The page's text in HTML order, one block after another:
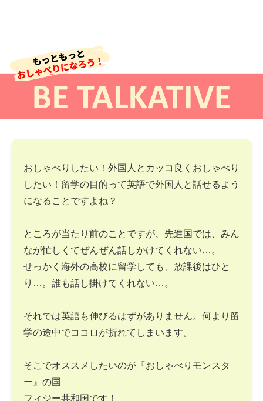
おしゃべりしたい！外国人とカッコ良くおしゃべり
したい！留学の目的って英語で外国人と話せるよう
になることですよね？
ところが当たり前のことですが、先進国では、みん
なが忙しくてぜんぜん話しかけてくれない…。
せっかく海外の高校に留学しても、放課後はひと
り…。誰も話し掛けてくれない…。
それでは英語も伸びるはずがありません。何より留
学の途中でココロが折れてしまいます。
そこでオススメしたいのが『おしゃべりモンスタ
ー』の国
フィジー共和国です！